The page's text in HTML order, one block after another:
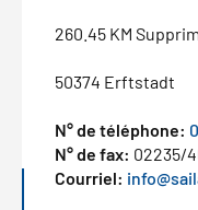
260.45 KM
50374 Erftstadt
N° de téléphone:
N° de fax: 02235/
Courriel: